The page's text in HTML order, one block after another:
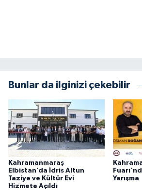
Bunlar da ilginizi çekebilir
Kahramanmaraş
Elbistan’da İdris Altun
Taziye ve Kültür Evi
Hizmete Açıldı
Yarışma